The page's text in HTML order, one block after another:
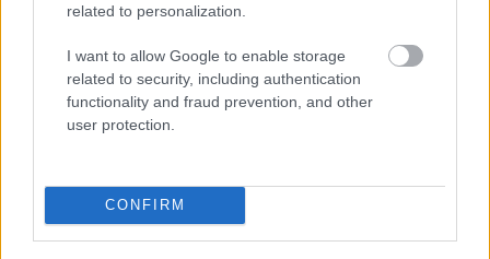
related to personalization.
I want to allow Google to enable storage
related to security, including authentication
functionality and fraud prevention, and other
user protection.
CONFIRM
mesél – megújul a tatai Angolkert